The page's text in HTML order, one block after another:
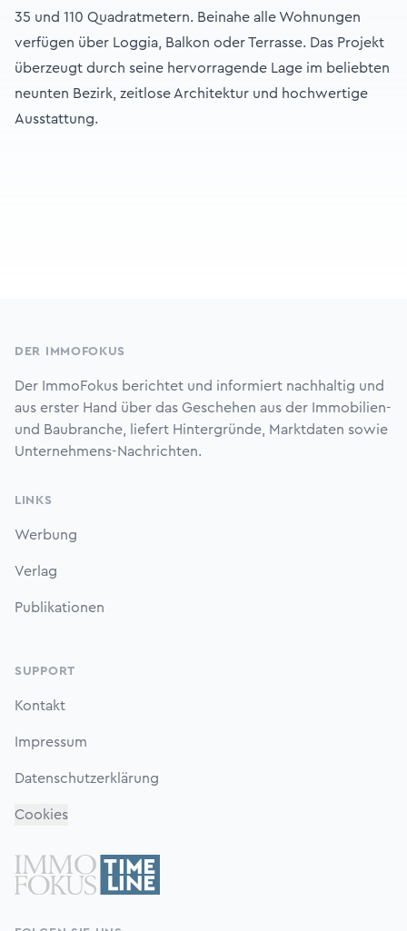
35 und 110 Quadratmetern. Beinahe alle Wohnungen
verfügen über Loggia, Balkon oder Terrasse. Das Projekt
überzeugt durch seine hervorragende Lage im beliebten
neunten Bezirk, zeitlose Architektur und hochwertige
Ausstattung.
DER IMMOFOKUS
Der ImmoFokus berichtet und informiert nachhaltig und
aus erster Hand über das Geschehen aus der Immobilien-
und Baubranche, liefert Hintergründe, Marktdaten sowie
Unternehmens-Nachrichten.
LINKS
Werbung
Verlag
Publikationen
SUPPORT
Kontakt
Impressum
Datenschutzerklärung
Cookies